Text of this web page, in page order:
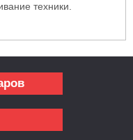
техники.